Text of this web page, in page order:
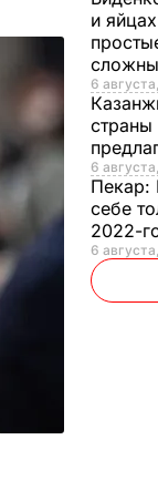
и
6
страны
6
Пекар:
себе
2022-
6